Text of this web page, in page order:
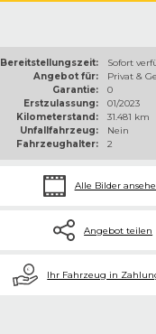
Bereitstellungszeit:
Sofort
Angebot für:
Privat &
Garantie:
0
Erstzulassung:
01/2023
Kilometerstand:
31.481 km
Unfallfahrzeug:
Nein
Fahrzeughalter:
2
Alle Bilder
Angebot teilen
€ Ihr Fahrzeug in